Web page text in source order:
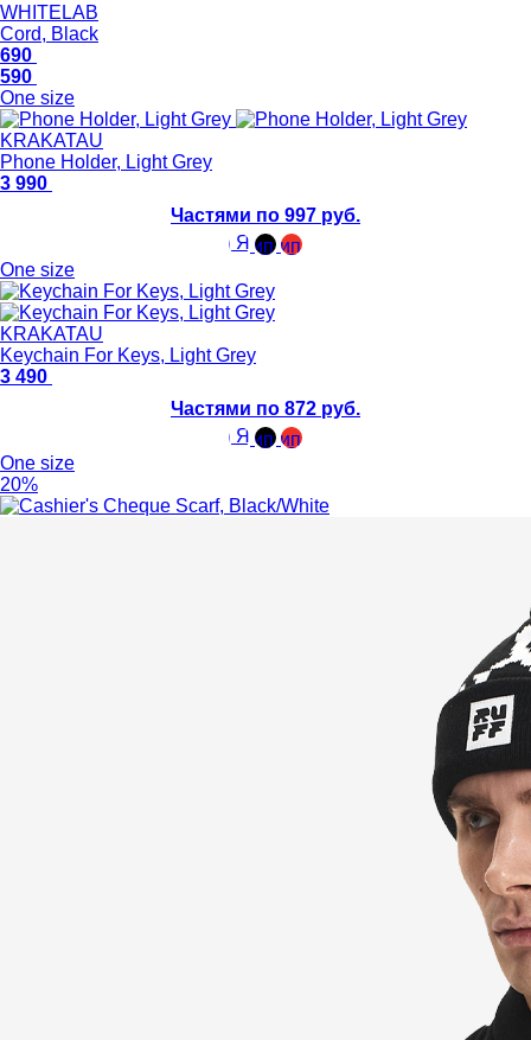
WHITELAB
Cord, Black
690
590
One size
KRAKATAU
Phone Holder, Light Grey
3 990
Частями по 997 руб.
One size
KRAKATAU
Keychain For Keys, Light Grey
3 490
Частями по 872 руб.
One size
20%